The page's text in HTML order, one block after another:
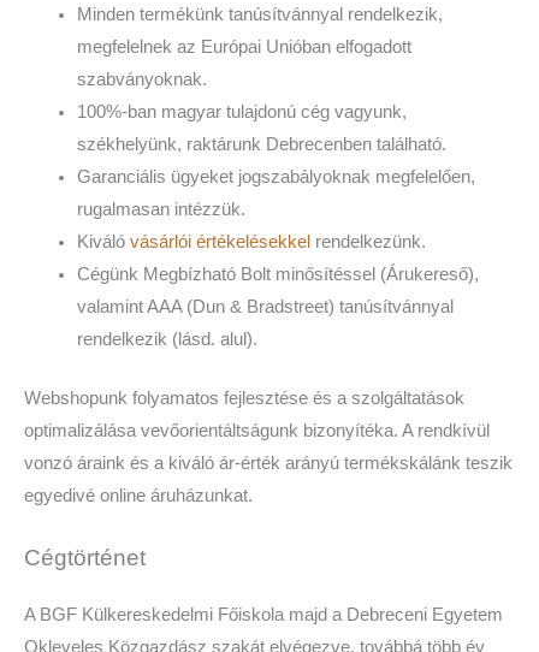
Minden termékünk tanúsítvánnyal rendelkezik,
megfelelnek az Európai Unióban elfogadott
szabványoknak.
100%-ban magyar tulajdonú cég vagyunk,
székhelyünk, raktárunk Debrecenben található.
Garanciális ügyeket jogszabályoknak megfelelően,
rugalmasan intézzük.
Kiváló vásárlói értékelésekkel rendelkezünk.
Cégünk Megbízható Bolt minősítéssel (Árukereső),
valamint AAA (Dun & Bradstreet) tanúsítvánnyal
rendelkezik (lásd. alul).
Webshopunk folyamatos fejlesztése és a szolgáltatások
optimalizálása vevőorientáltságunk bizonyítéka. A rendkívül
vonzó áraink és a kiváló ár-érték arányú termékskálánk teszik
egyedivé online áruházunkat.
Cégtörténet
A BGF Külkereskedelmi Főiskola majd a Debreceni Egyetem
Okleveles Közgazdász szakát elvégezve, továbbá több év